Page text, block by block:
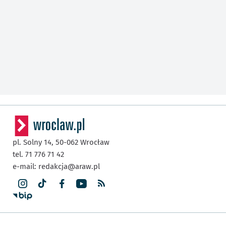
pl. Solny 14, 50-062 Wrocław
tel. 71 776 71 42
e-mail: redakcja@araw.pl